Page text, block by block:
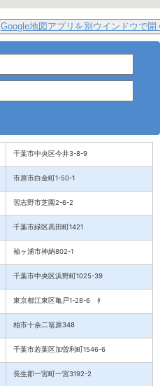
Google地図アプリを別ウインドウで開
千葉市中央区今井3-8-9
市原市白金町1-50-1
習志野市芝園2-6-2
千葉市緑区高田町1421
袖ヶ浦市神納802-1
千葉市中央区浜野町1025-39
東京都江東区亀戸1-28-6 ﾀ
柏市十余二翁原348
千葉市若葉区加曽利町1546-6
長生郡一宮町一宮3192-2